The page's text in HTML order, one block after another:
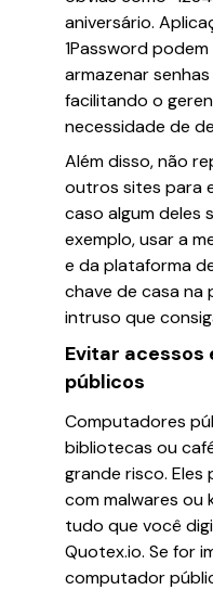
aniversário.
1Password
armazenar
facilitando o
necessidade de
Além disso, não
outros sites para
caso algum deles
exemplo, usar a
e da plataforma
chave de casa
intruso que
Evitar
públicos
Computadores
bibliotecas ou
grande risco.
com malwares ou
tudo que você
Quotex.io. Se for
computador